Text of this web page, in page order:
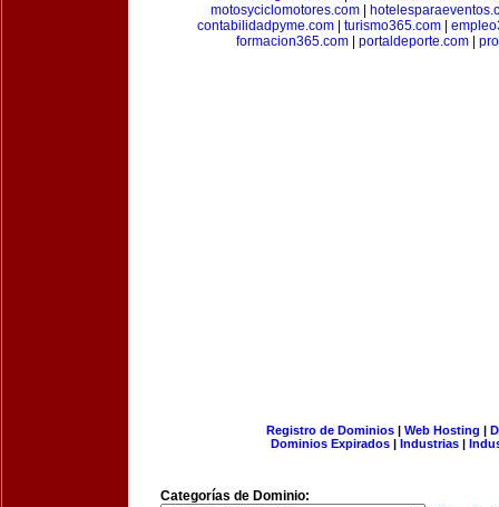
motosyciclomotores.com|
contabilidadpyme.com| turismo365.com|
formacion365.com| portaldeporte.com|
Registro de Dominios| Web Hosting |
Dominios Expirados | Industrias |
Categorías de Dominio: